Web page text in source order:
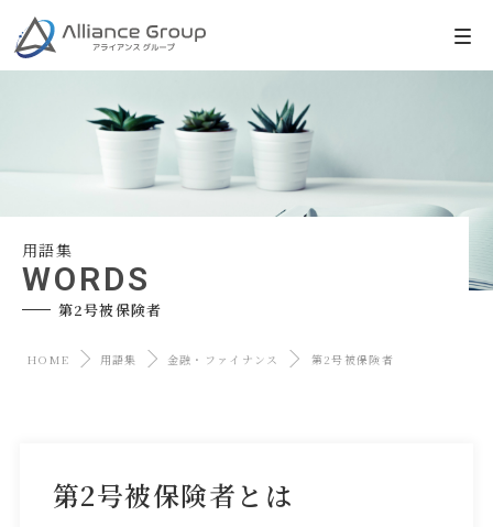
用語集
WORDS
第2号被保険者
HOME 用語集 金融・ファイナンス 第2号被保険者
第2号被保険者とは